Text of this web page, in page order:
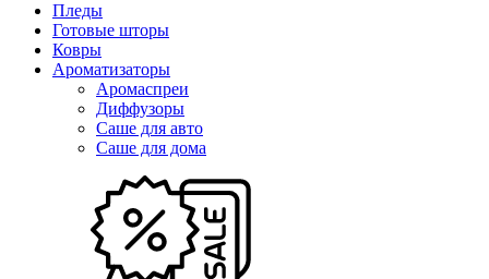
Пледы
Готовые шторы
Ковры
Ароматизаторы
Аромаспреи
Диффузоры
Саше для авто
Саше для дома